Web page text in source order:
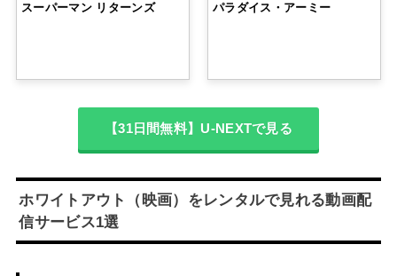
スーパーマン リターンズ パラダイス・アーミー
【31日間無料】U-NEXTで見る
ホワイトアウト（映画）をレンタルで見れる動画配
信サービス1選